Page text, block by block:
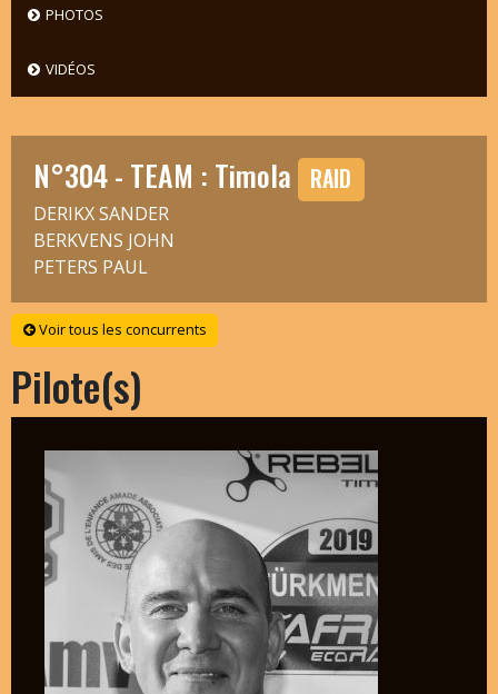
PHOTOS
VIDÉOS
N°304 - TEAM : Timola RAID
DERIKX SANDER
BERKVENS JOHN
PETERS PAUL
Voir tous les concurrents
Pilote(s)